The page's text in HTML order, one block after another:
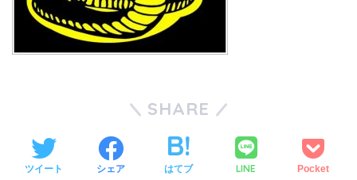
SHARE
ツイート シェア はてブ LINE Pocket